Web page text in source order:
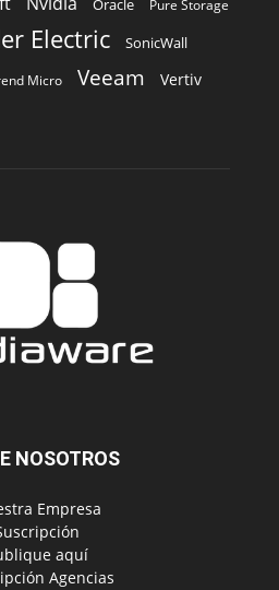
Pure Storage
Electric SonicWall
Micro Veeam Vertiv
NOSOTROS
Empresa
aquí
Agencias